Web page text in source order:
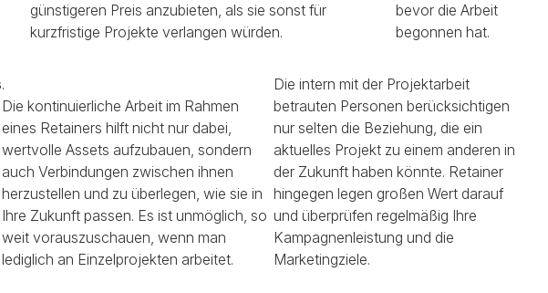
günstigeren Preis anzubieten, als sie sonst für
kurzfristige Projekte verlangen würden.
bevor die Arbeit
begonnen hat.
.
Die kontinuierliche Arbeit im Rahmen
eines Retainers hilft nicht nur dabei,
wertvolle Assets aufzubauen, sondern
auch Verbindungen zwischen ihnen
herzustellen und zu überlegen, wie sie in
Ihre Zukunft passen. Es ist unmöglich, so
weit vorauszuschauen, wenn man
lediglich an Einzelprojekten arbeitet.
Die intern mit der Projektarbeit
betrauten Personen berücksichtigen
nur selten die Beziehung, die ein
aktuelles Projekt zu einem anderen in
der Zukunft haben könnte. Retainer
hingegen legen großen Wert darauf
und überprüfen regelmäßig Ihre
Kampagnenleistung und die
Marketingziele.